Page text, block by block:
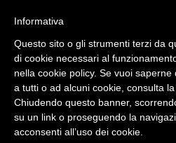
Home
Normativa energetica
Lombardia
Normativa Vigente
Informativa
Questo sito o gli strumenti terzi da
di cookie necessari al
nella cookie policy. Se vuoi
a tutti o ad alcuni cookie, consulta la
Chiudendo questo banner,
su un link o proseguendo la
acconsenti all’uso dei cookie.